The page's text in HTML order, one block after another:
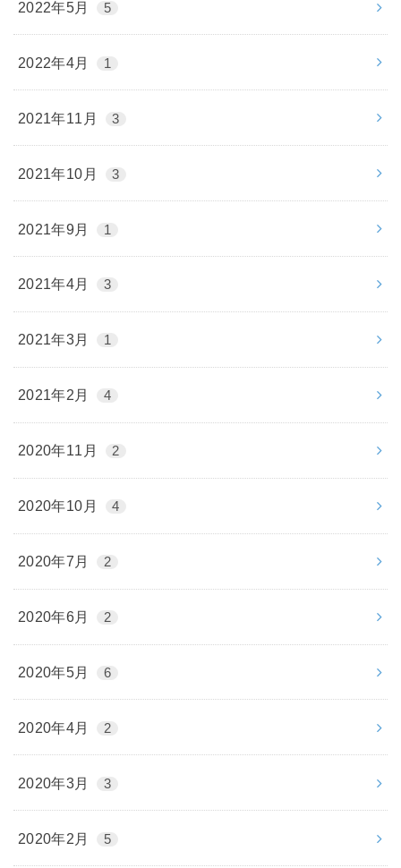
2022年5月 5
2022年4月 1
2021年11月 3
2021年10月 3
2021年9月 1
2021年4月 3
2021年3月 1
2021年2月 4
2020年11月 2
2020年10月 4
2020年7月 2
2020年6月 2
2020年5月 6
2020年4月 2
2020年3月 3
2020年2月 5